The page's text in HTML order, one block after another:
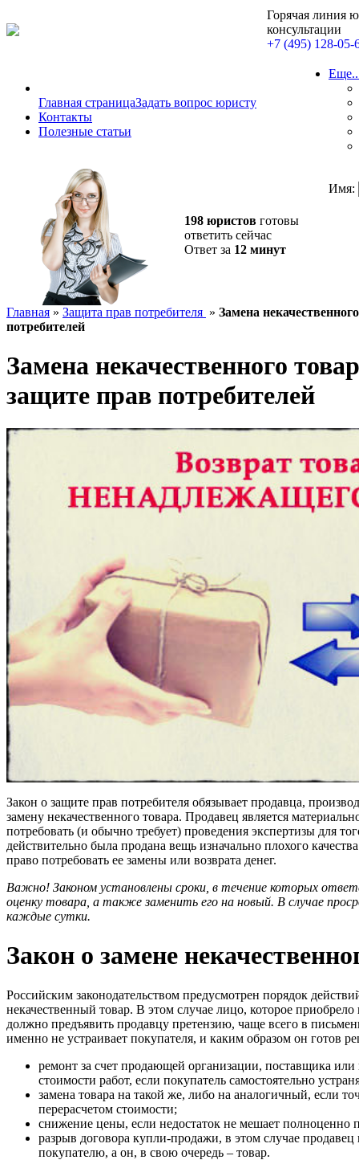
Горячая линия
консультации
+7 (495) 128-05-
Главная страницаЗадать вопрос юристу
Контакты
Полезные статьи
198 юристов готовы
ответить сейчас
Ответ за 12 минут
Имя:
Главная » Защита прав потребителя » Замена
потребителей
Замена некачественного
защите прав потребителей
Закон о защите прав потребителя обязывает продавца,
замену некачественного товара. Продавец является
потребовать (и обычно требует) проведения экспертизы для
действительно была продана вещь изначально плохого
право потребовать ее замены или возврата денег.
Важно! Законом установлены сроки, в течение которых
оценку товара, а также заменить его на новый. В случае
каждые сутки.
Закон о замене
Российским законодательством предусмотрен порядок
некачественный товар. В этом случае лицо, которое
должно предъявить продавцу претензию, чаще всего в
именно не устраивает покупателя, и каким образом он готов
ремонт за счет продающей организации, поставщика
стоимости работ, если покупатель самостоятельно
замена товара на такой же, либо на аналогичный, если
перерасчетом стоимости;
снижение цены, если недостаток не мешает полноценно
разрыв договора купли-продажи, в этом случае
покупателю, а он, в свою очередь – товар.